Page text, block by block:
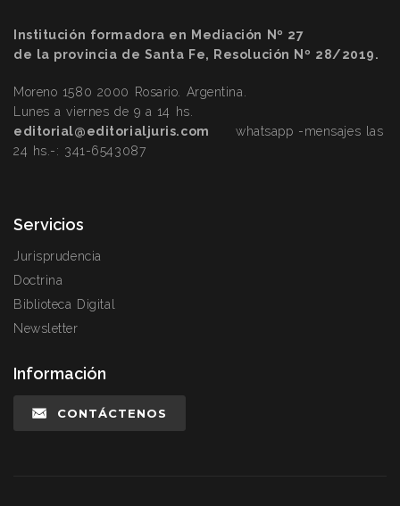
Institución formadora en Mediación Nº 27
de la provincia de Santa Fe, Resolución Nº 28/2019.
Moreno 1580 2000 Rosario. Argentina.
Lunes a viernes de 9 a 14 hs.
editorial@editorialjuris.com
whatsapp -mensajes las
24 hs.-: 341-6543087
Servicios
Jurisprudencia
Doctrina
Biblioteca Digital
Newsletter
Información
CONTÁCTENOS